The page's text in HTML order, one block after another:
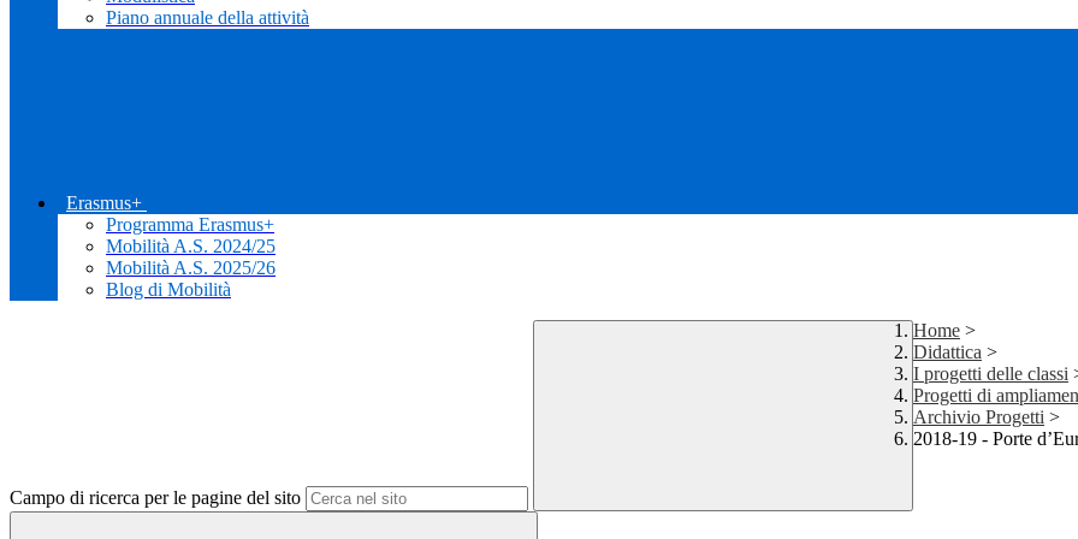
Piano annuale della attività
Erasmus+
Programma Erasmus+
Mobilità A.S. 2024/25
Mobilità A.S. 2025/26
Blog di Mobilità
Campo di ricerca per le pagine del sito
Home >
Didattica >
I progetti delle classi
Progetti di
Archivio Progetti >
2018-19 - Porte